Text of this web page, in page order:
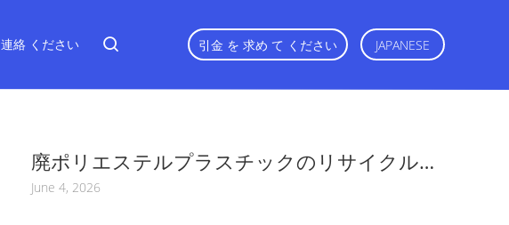
連絡 ください 引金 を 求め て ください JAPANESE
廃ポリエステルプラスチックのリサイクルに
関する新しい研究 www.chemnews.com.cn よ
June 4, 2026